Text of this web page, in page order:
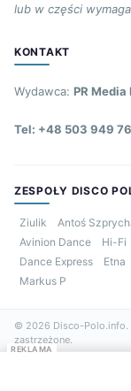
lub w części
KONTAKT
Wydawca: PR
Tel: +48 503 949
ZESPOŁY DISCO
Ziulik Antoś
Avinion Dance
Hi-Fi
Dance Express
Etna
Markus P
© 2026 Disco-Polo.info.
zastrzeżone.
REKLAMA